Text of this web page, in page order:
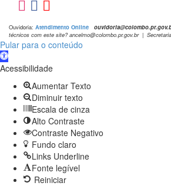
Ouvidoria: Atendimento Online
técnicos com este site? ancelmo@colombo.pr.gov.br |
Pular para o conteúdo
Barra
de
Ferramentas
Aberta
Acessibilidade
Aumentar Texto
Diminuir texto
Escala de cinza
Alto Contraste
Contraste Negativo
Fundo claro
Links Underline
Fonte legível
Reiniciar